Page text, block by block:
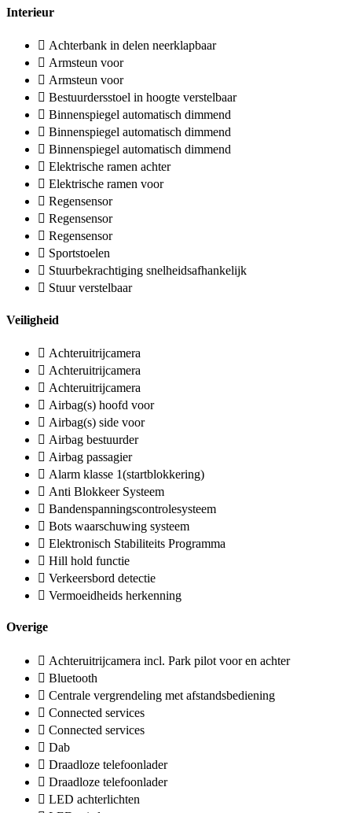
Interieur
Achterbank in delen neerklapbaar
Armsteun voor
Armsteun voor
Bestuurdersstoel in hoogte verstelbaar
Binnenspiegel automatisch dimmend
Binnenspiegel automatisch dimmend
Binnenspiegel automatisch dimmend
Elektrische ramen achter
Elektrische ramen voor
Regensensor
Regensensor
Regensensor
Sportstoelen
Stuurbekrachtiging snelheidsafhankelijk
Stuur verstelbaar
Veiligheid
Achteruitrijcamera
Achteruitrijcamera
Achteruitrijcamera
Airbag(s) hoofd voor
Airbag(s) side voor
Airbag bestuurder
Airbag passagier
Alarm klasse 1(startblokkering)
Anti Blokkeer Systeem
Bandenspanningscontrolesysteem
Bots waarschuwing systeem
Elektronisch Stabiliteits Programma
Hill hold functie
Verkeersbord detectie
Vermoeidheids herkenning
Overige
Achteruitrijcamera incl. Park pilot voor en achter
Bluetooth
Centrale vergrendeling met afstandsbediening
Connected services
Connected services
Dab
Draadloze telefoonlader
Draadloze telefoonlader
LED achterlichten